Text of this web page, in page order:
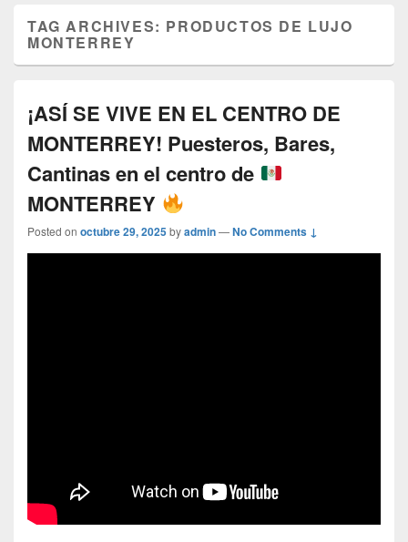
TAG ARCHIVES: PRODUCTOS DE LUJO
MONTERREY
¡ASÍ SE VIVE EN EL CENTRO DE
MONTERREY! Puesteros, Bares,
Cantinas en el centro de
MONTERREY
Posted on octubre 29, 2025byadmin—No Comments ↓